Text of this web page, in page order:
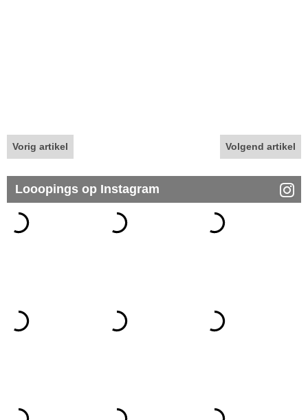
Vorig artikel Volgend artikel
Looopings op Instagram